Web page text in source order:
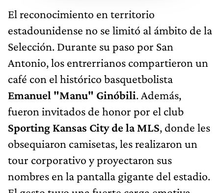
El reconocimiento en territorio
estadounidense no se limitó al ámbito de la
Selección. Durante su paso por San
Antonio, los entrerrianos compartieron un
café con el histórico basquetbolista
Emanuel "Manu" Ginóbili. Además,
fueron invitados de honor por el club
Sporting Kansas City de la MLS, donde les
obsequiaron camisetas, les realizaron un
tour corporativo y proyectaron sus
nombres en la pantalla gigante del estadio.